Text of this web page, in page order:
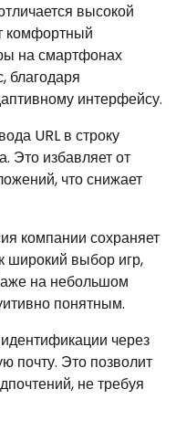
высокой
комфортный
на смартфонах
благодаря
интерфейсу.
URL в строку
Это избавляет от
что снижает
компании сохраняет
широкий выбор игр,
на небольшом
понятным.
через
почту. Это позволит
не требуя